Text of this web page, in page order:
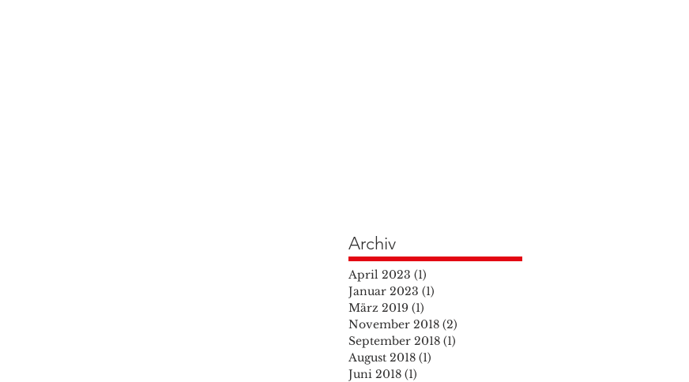
Archiv
April 2023 (1)
Januar 2023 (1)
März 2019 (1)
November 2018 (2)
September 2018 (1)
August 2018 (1)
Juni 2018 (1)